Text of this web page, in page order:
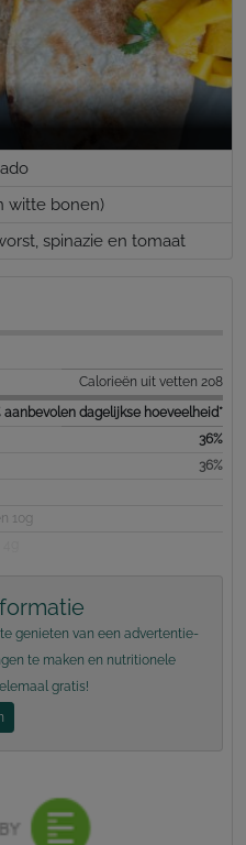
witte bonen)
spinazie en tomaat
Calorieën uit vetten 208
aanbevolen dagelijkse hoeveelheid*
36%
36%
10g
genieten van een advertentie-
te maken en nutritionele
gratis!